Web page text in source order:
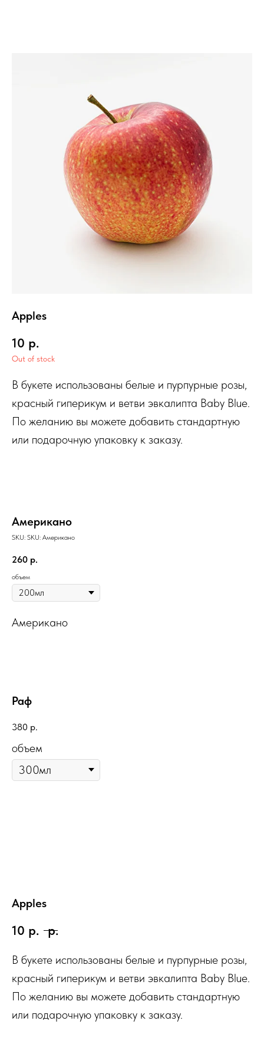
Apples
10 р.
Out of stock
В букете использованы белые и пурпурные розы,
красный гиперикум и ветви эвкалипта Baby Blue.
По желанию вы можете добавить стандартную
или подарочную упаковку к заказу.
Американо
SKU: SKU: Американо
260 р.
объем
Американо
Раф
380 р.
объем
Apples
10 р. р.
В букете использованы белые и пурпурные розы,
красный гиперикум и ветви эвкалипта Baby Blue.
По желанию вы можете добавить стандартную
или подарочную упаковку к заказу.